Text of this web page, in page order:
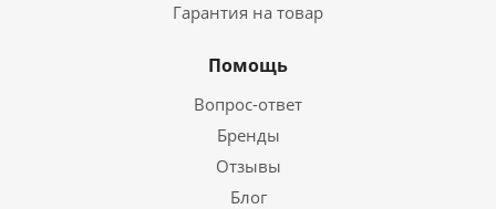
Гарантия на товар
Помощь
Вопрос-ответ
Бренды
Отзывы
Блог